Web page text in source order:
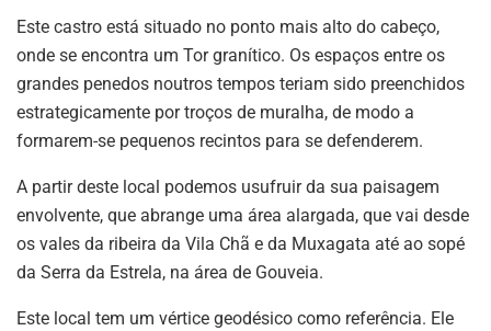
Este castro está situado no ponto mais alto do cabeço,
onde se encontra um Tor granítico. Os espaços entre os
grandes penedos noutros tempos teriam sido preenchidos
estrategicamente por troços de muralha, de modo a
formarem-se pequenos recintos para se defenderem.
A partir deste local podemos usufruir da sua paisagem
envolvente, que abrange uma área alargada, que vai desde
os vales da ribeira da Vila Chã e da Muxagata até ao sopé
da Serra da Estrela, na área de Gouveia.
Este local tem um vértice geodésico como referência. Ele